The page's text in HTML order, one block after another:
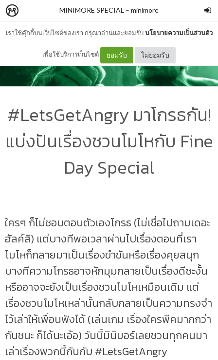
เราใช้คุ๊กกี้บนเว็บไซต์ของเรา กรุณาอ่านและยอมรับนโยบายความเป็นส่วนตัว
เพื่อใช้บริการเว็บไซต์ ยอมรับ ไม่ยอมรับ
MINIMORE SPECIAL – minimore
#LetsGetAngry มาโกรธกัน!
แบ่งปันเรื่องชวนโมโหกับ Fine
Day Special
ใครๆ ก็ไม่ชอบตอนตัวเองโกรธ (ไม่เชื่อไปถามเดอะ
ฮัลค์สิ) แต่บางทีพอเวลาผ่านไปเรื่องตอนที่เรา
โมโหก็กลายมาเป็นเรื่องขำขันหรือเรื่องคุยสนุก
บางทีความโกรธอาจหักมุมกลายเป็นเรื่องดีซะงั้น
หรืออาจจะยังเป็นเรื่องชวนโมโหเหมือนเดิม แต่
เรื่องชวนโมโหเหล่านั้นกลับกลายเป็นความทรงจำ
ไว้เล่าให้เพื่อนฟังได้ (เล่นเกม เรื่องใครพีคมากกว่า
กันชนะ ก็ได้นะเอ้อ) วันนี้มินิมอร์เลยชวนทุกคนมา
เล่าเรื่องพวกนี้กันกับ #LetsGetAngry